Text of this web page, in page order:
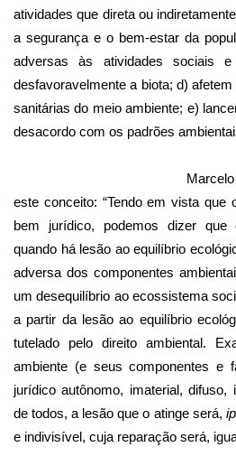
atividades que direta ou
a segurança e o bem-estar da
adversas às atividades sociais
desfavoravelmente a biota; d)
sanitárias do meio ambiente; e)
desacordo com os padrões
este conceito: “Tendo em vista
bem jurídico, podemos dizer que
quando há lesão ao equilíbrio
adversa dos componentes
um desequilíbrio ao ecossistema
a partir da lesão ao equilíbrio
tutelado pelo direito ambiental.
ambiente (e seus componentes e
jurídico autônomo, imaterial,
de todos, a lesão que o atinge será,
e indivisível, cuja reparação será,